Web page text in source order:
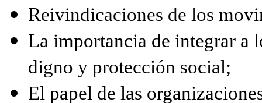
Reivindicaciones de los
La importancia de integrar a
digno y protección social;
El papel de las